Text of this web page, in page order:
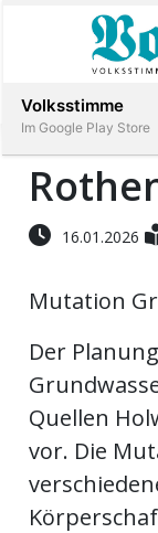
Immobilien
Stellen
E-
Paper
App
16.01.2026
Mutation
Der
Quellen
vor. Die
Volksstimme
Im Google Play Store